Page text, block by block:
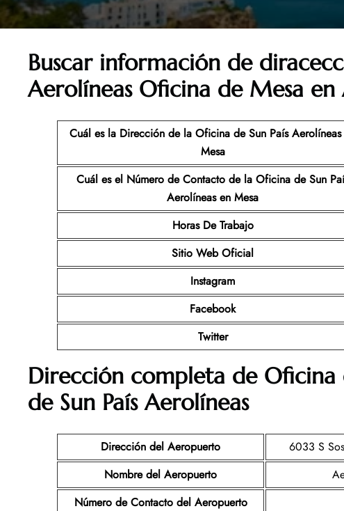
Buscar información de
Aerolíneas Oficina de Mesa en
Cuál es la Dirección de la Oficina de Sun País Aerolíneas
Mesa
Cuál es el Número de Contacto de la Oficina de Sun
Aerolíneas en Mesa
Horas De Trabajo
Sitio Web Oficial
Instagram
Facebook
Twitter
Dirección completa de
de Sun País Aerolíneas
Dirección del Aeropuerto
6033 S
Nombre del Aeropuerto
Número de Contacto del Aeropuerto